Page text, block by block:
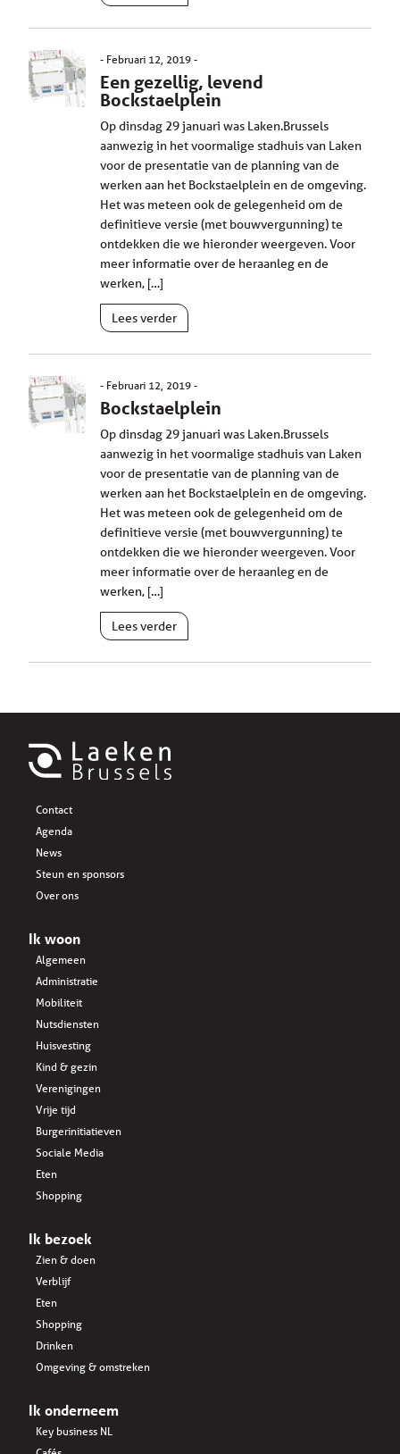
Februari 12, 2019
Een gezellig, levend
Bockstaelplein
Op dinsdag 29 januari was Laken.Brussels
aanwezig in het voormalige stadhuis van Laken
voor de presentatie van de planning van de
werken aan het Bockstaelplein en de omgeving.
Het was meteen ook de gelegenheid om de
definitieve versie (met bouwvergunning) te
ontdekken die we hieronder weergeven. Voor
meer informatie over de heraanleg en de
werken, […]
Lees verder
Februari 12, 2019
Bockstaelplein
Op dinsdag 29 januari was Laken.Brussels
aanwezig in het voormalige stadhuis van Laken
voor de presentatie van de planning van de
werken aan het Bockstaelplein en de omgeving.
Het was meteen ook de gelegenheid om de
definitieve versie (met bouwvergunning) te
ontdekken die we hieronder weergeven. Voor
meer informatie over de heraanleg en de
werken, […]
Lees verder
Contact
Agenda
News
Steun en sponsors
Over ons
Ik woon
Algemeen
Administratie
Mobiliteit
Nutsdiensten
Huisvesting
Kind & gezin
Verenigingen
Vrije tijd
Burgerinitiatieven
Sociale Media
Eten
Shopping
Ik bezoek
Zien & doen
Verblijf
Eten
Shopping
Drinken
Omgeving & omstreken
Ik onderneem
Key business NL